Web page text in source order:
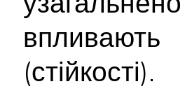
впливають
(стійкості).